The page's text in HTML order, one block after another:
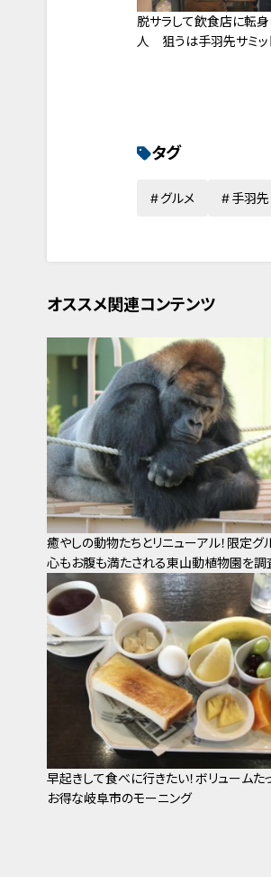
脱サラして飲食店に転
人 狙うは手羽先サミッ
タグ
グルメ 手羽先
オススメ関連コンテンツ
癒やしの動物たちとリニューアル！限定グ
心もお腹も満たされる東山動植物園を調
早起きして食べに行きたい！ボリュームた
お得な岐阜市のモーニング